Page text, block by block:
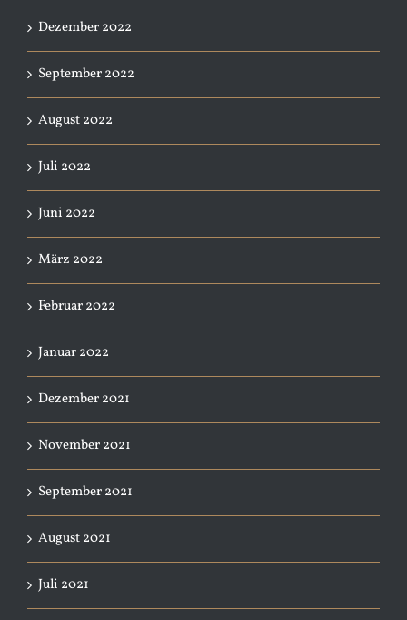
Dezember 2022
September 2022
August 2022
Juli 2022
Juni 2022
März 2022
Februar 2022
Januar 2022
Dezember 2021
November 2021
September 2021
August 2021
Juli 2021